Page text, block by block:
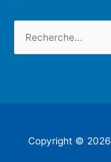
Copyright © 2026